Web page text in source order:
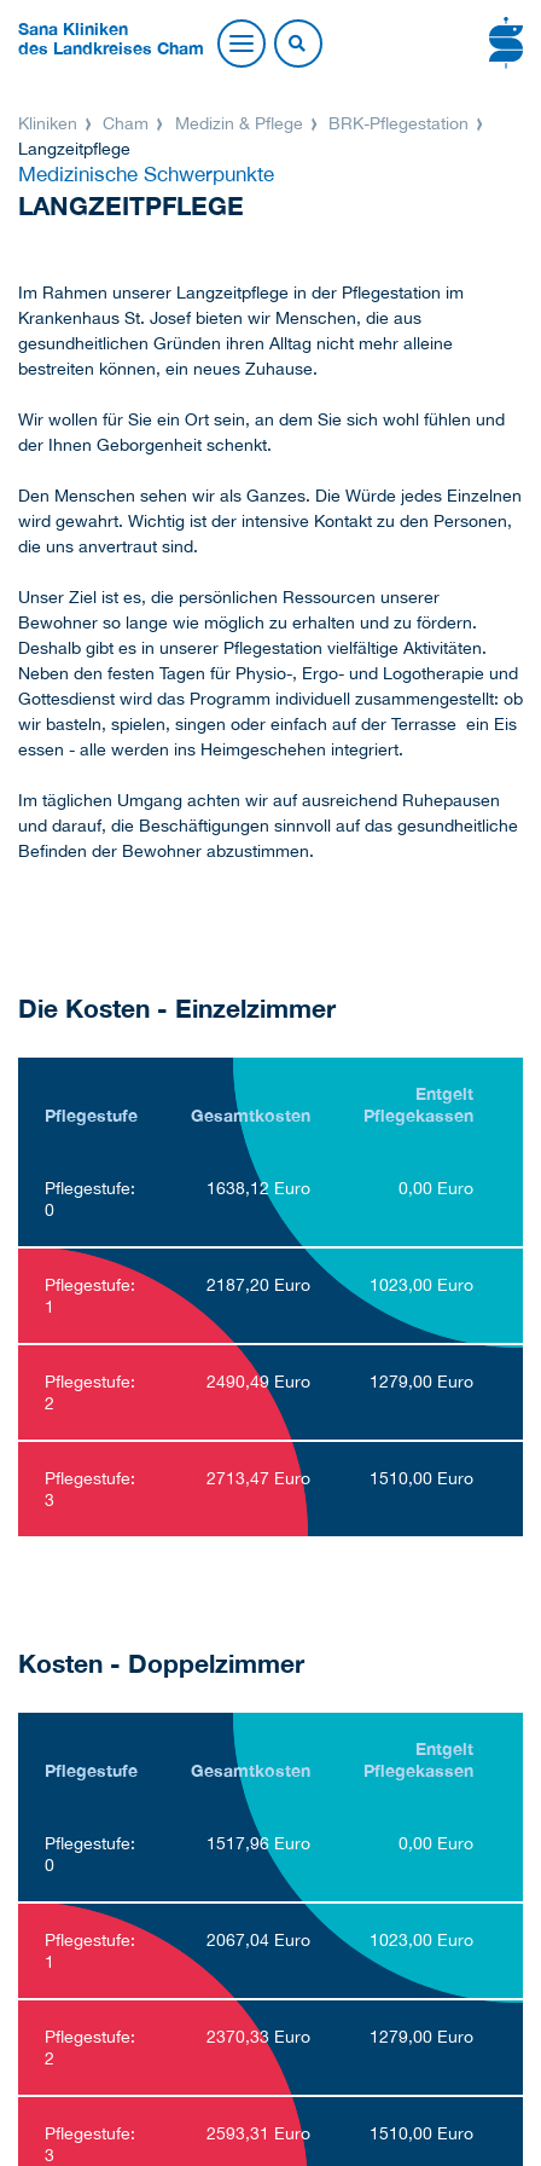
Sana Kliniken
des Landkreises Cham
Kliniken Cham Medizin & Pflege
BRK-Pflegestation
Langzeitpflege
Medizinische Schwerpunkte
LANGZEITPFLEGE
Im Rahmen unserer Langzeitpflege in der Pflegestation im
Krankenhaus St. Josef bieten wir Menschen, die aus
gesundheitlichen Gründen ihren Alltag nicht mehr alleine
bestreiten können, ein neues Zuhause.
Wir wollen für Sie ein Ort sein, an dem Sie sich wohl fühlen und
der Ihnen Geborgenheit schenkt.
Den Menschen sehen wir als Ganzes. Die Würde jedes Einzelnen
wird gewahrt. Wichtig ist der intensive Kontakt zu den Personen,
die uns anvertraut sind.
Unser Ziel ist es, die persönlichen Ressourcen unserer
Bewohner so lange wie möglich zu erhalten und zu fördern.
Deshalb gibt es in unserer Pflegestation vielfältige Aktivitäten.
Neben den festen Tagen für Physio-, Ergo- und Logotherapie und
Gottesdienst wird das Programm individuell zusammengestellt: ob
wir basteln, spielen, singen oder einfach auf der Terrasse ein Eis
essen - alle werden ins Heimgeschehen integriert.
Im täglichen Umgang achten wir auf ausreichend Ruhepausen
und darauf, die Beschäftigungen sinnvoll auf das gesundheitliche
Befinden der Bewohner abzustimmen.
Die Kosten - Einzelzimmer
Pflegestufe Gesamtkosten
Entgelt
Pflegekassen
Pflegestufe:
0
1638,12 Euro 0,00 Euro
Pflegestufe:
1
2187,20 Euro 1023,00 Euro
Pflegestufe:
2
2490,49 Euro 1279,00 Euro
Pflegestufe:
3
2713,47 Euro 1510,00 Euro
Kosten - Doppelzimmer
Pflegestufe Gesamtkosten
Entgelt
Pflegekassen
Pflegestufe:
0
1517,96 Euro 0,00 Euro
Pflegestufe:
1
2067,04 Euro 1023,00 Euro
Pflegestufe:
2
2370,33 Euro 1279,00 Euro
Pflegestufe:
3
2593,31 Euro 1510,00 Euro